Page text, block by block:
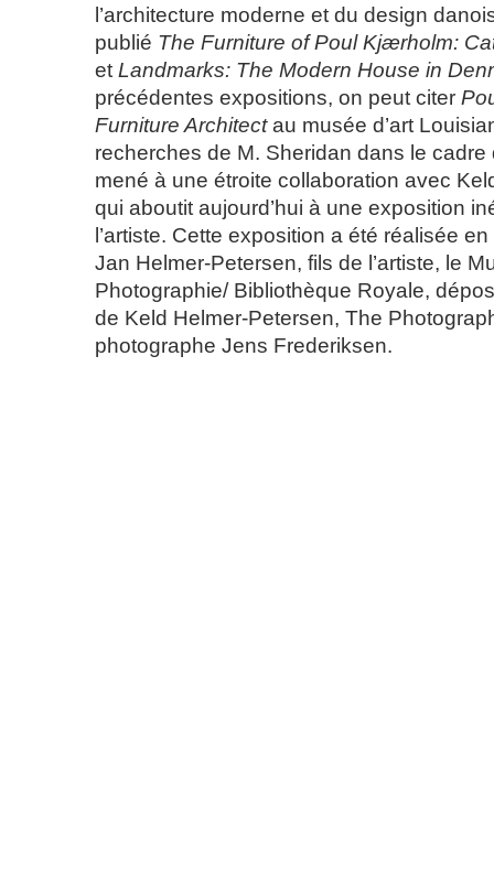
l’architecture moderne et du design
publié The Furniture of Poul Kjærholm:
et Landmarks: The Modern House in
précédentes expositions, on peut citer
Furniture Architectau musée d’art
recherches de M. Sheridan dans le cadre
mené à une étroite collaboration avec
qui aboutit aujourd’hui à une exposition
l’artiste. Cette exposition a été réalisée
Jan Helmer-Petersen, fils de l’artiste, le
Photographie/ Bibliothèque Royale,
de Keld Helmer-Petersen, The
photographe Jens Frederiksen.